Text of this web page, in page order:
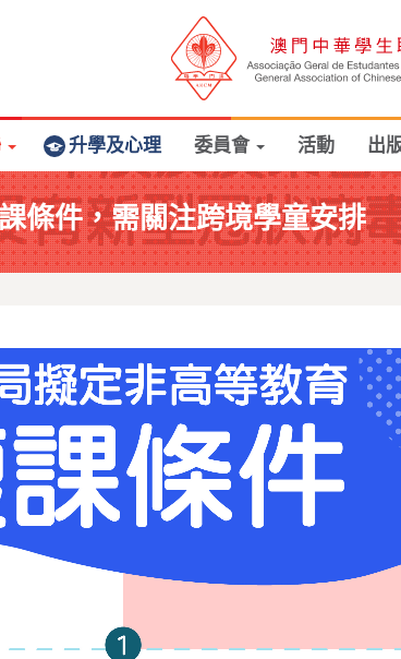
升學及心理 委員會 活動 出
條件，需關注跨境學童安排